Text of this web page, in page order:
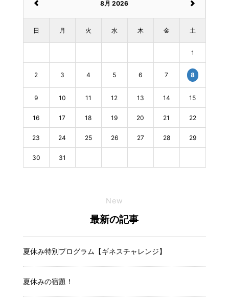
8月 2026
日 月 火 水 木 金 土
1
2 3 4 5 6 7 8
9 10 11 12 13 14 15
16 17 18 19 20 21 22
23 24 25 26 27 28 29
30 31
New
最新の記事
夏休み特別プログラム【ギネスチャレンジ】
夏休みの宿題！